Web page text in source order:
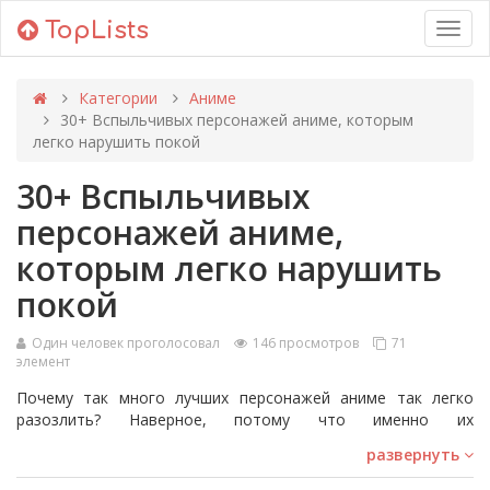
TopLists
Категории
Аниме
30+ Вспыльчивых персонажей аниме, которым
легко нарушить покой
30+ Вспыльчивых
персонажей аниме,
которым легко нарушить
покой
Один человек проголосовал 146 просмотров
71
элемент
Почему так много лучших персонажей аниме так легко
разозлить? Наверное, потому что именно их
рейтинг включает более 30 самых гневных персонажей
аниме всех времен, и мы предлагаем вам влиять на его
развернуть